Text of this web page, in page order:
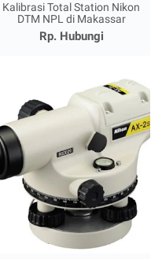
Kalibrasi Total Station Nikon
DTM NPL di Makassar
Rp. Hubungi